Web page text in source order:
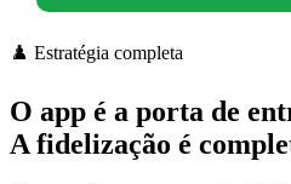
♟️ Estratégia completa
O app é a porta de
Afidelização é